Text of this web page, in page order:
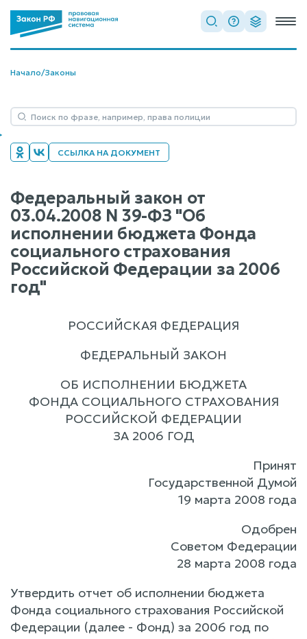
Начало/Законы
ССЫЛКА НА ДОКУМЕНТ
Федеральный закон от
03.04.2008 N 39-ФЗ "Об
исполнении бюджета Фонда
социального страхования
Российской Федерации за 2006
год"
РОССИЙСКАЯ ФЕДЕРАЦИЯ
ФЕДЕРАЛЬНЫЙ ЗАКОН
ОБ ИСПОЛНЕНИИ БЮДЖЕТА
ФОНДА СОЦИАЛЬНОГО СТРАХОВАНИЯ
РОССИЙСКОЙ ФЕДЕРАЦИИ
ЗА 2006 ГОД
Принят
Государственной Думой
19 марта 2008 года
Одобрен
Советом Федерации
28 марта 2008 года
Утвердить отчет об исполнении бюджета
Фонда социального страхования Российской
Федерации (далее - Фонд) за 2006 год по